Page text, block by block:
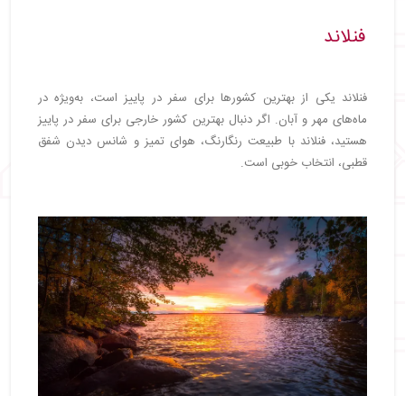
فنلاند
فنلاند یکی از بهترین کشورها برای سفر در پاییز است، به‌ویژه در
ماه‌های مهر و آبان. اگر دنبال بهترین کشور خارجی برای سفر در پاییز
هستید، فنلاند با طبیعت رنگارنگ، هوای تمیز و شانس دیدن شفق
قطبی، انتخاب خوبی است.